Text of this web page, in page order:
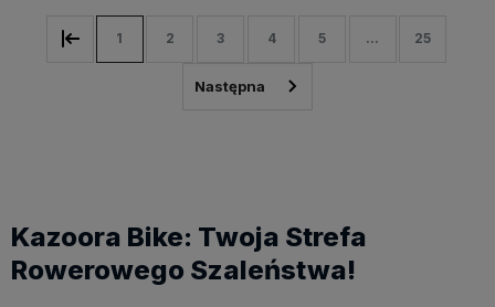
1 2 3 4 5 ... 25
Kazoora Bike: Twoja Strefa
Rowerowego Szaleństwa!